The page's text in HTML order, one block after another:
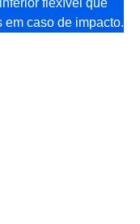
flexível que
caso de impacto.